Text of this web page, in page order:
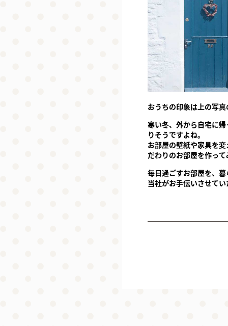
おうちの印象は上の写
寒い冬、外から自宅に
りそうですよね。
お部屋の壁紙や家具を
だわりのお部屋を作っ
毎日過ごすお部屋を、
当社がお手伝いさせて